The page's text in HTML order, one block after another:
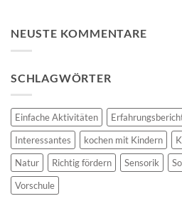
Rezept
NEUSTE KOMMENTARE
SCHLAGWÖRTER
Einfache Aktivitäten
Interessantes
kochen mit Kindern
Natur
Richtig fördern Sensorik
Vorschule